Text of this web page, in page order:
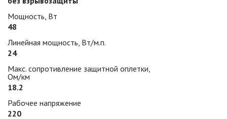
Мощность, Вт
48
Линейная мощность, Вт/м.п.
24
Макс. сопротивление защитной оплетки,
Ом/км
18.2
Рабочее напряжение
220